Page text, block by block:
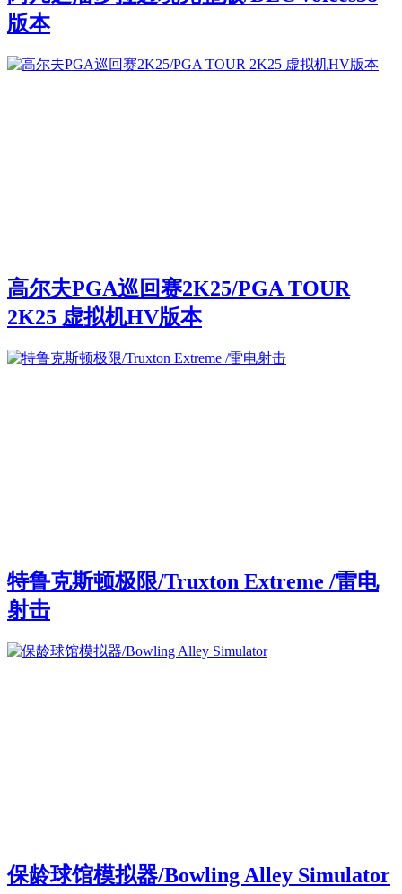
版本
高尔夫PGA巡回赛2K25/PGA TOUR
2K25 虚拟机HV版本
特鲁克斯顿极限/Truxton Extreme /雷电
射击
保龄球馆模拟器/Bowling Alley Simulator